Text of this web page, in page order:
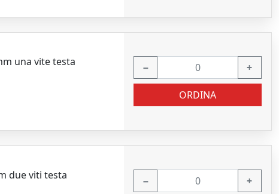
una vite testa
− +
ORDINA
due viti testa
− +